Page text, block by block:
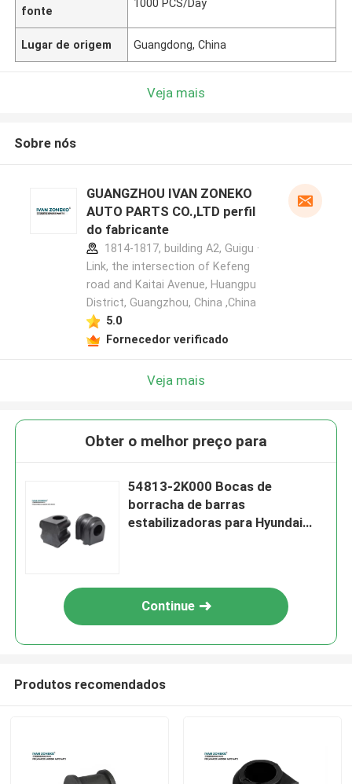
fonte
1000 PCS/Day
Lugar de origem Guangdong, China
Veja mais
Sobre nós
GUANGZHOU IVAN ZONEKO
AUTO PARTS CO.,LTD perfil
do fabricante
1814-1817, building A2, Guigu ·
Link, the intersection of Kefeng
road and Kaitai Avenue, Huangpu
District, Guangzhou, China ,China
5.0
Fornecedor verificado
Veja mais
Obter o melhor preço para
54813-2K000 Bocas de
borracha de barras
estabilizadoras para Hyundai
Continue
Produtos recomendados